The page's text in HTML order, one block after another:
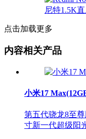
点击加载更多
内容相关产品
小米17
第五代骁龙8至
寸新一代超级阳